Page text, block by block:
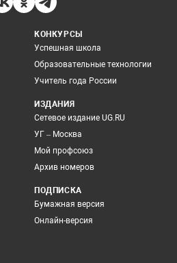
КОНКУРСЫ
Успешная школа
Образовательные технологии
Учитель года России
ИЗДАНИЯ
Сетевое издание UG.RU
УГ – Москва
Мой профсоюз
Архив номеров
ПОДПИСКА
Бумажная версия
Онлайн-версия